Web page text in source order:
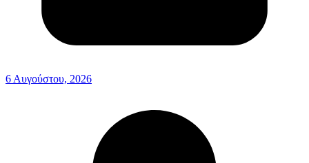
6 Αυγούστου, 2026